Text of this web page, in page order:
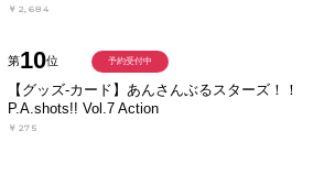
￥2,684
第10位
【グッズ-カード】あんさんぶるスターズ！！
P.A.shots!! Vol.7 Action
￥275
予約受付中